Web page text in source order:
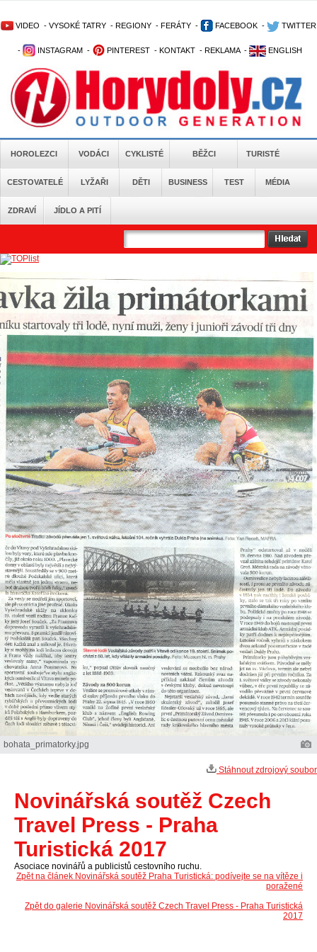
VIDEO - VYSOKÉ TATRY - REGIONY - FERÁTY - FACEBOOK - TWITTER
- INSTAGRAM - PINTEREST - KONTAKT - REKLAMA - ENGLISH
HOROLEZCI VODÁCI CYKLISTÉ BĚŽCI TURISTÉ
CESTOVATELÉ LYŽAŘI DĚTI BUSINESS TEST MÉDIA
ZDRAVÍ JÍDLO A PITÍ
bohata_primatorky.jpg
Stáhnout zdrojový soubor
Novinářská soutěž Czech
Travel Press - Praha
Turistická 2017
Asociace novinářů a publicistů cestovního ruchu.
Zpět na článek Novinářská soutěž Praha Turistická: podívejte se na vítěze i
poražené
Zpět do galerie Novinářská soutěž Czech Travel Press - Praha Turistická
2017